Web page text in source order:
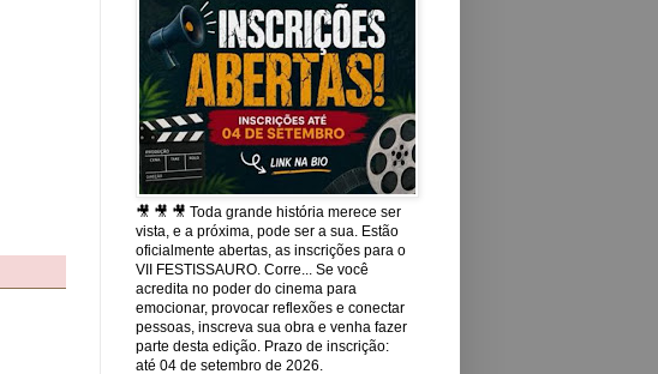
🎥 🎥 🎥 Toda grande história merece ser
vista, e a próxima, pode ser a sua. Estão
oficialmente abertas, as inscrições para o
VII FESTISSAURO. Corre... Se você
acredita no poder do cinema para
emocionar, provocar reflexões e conectar
pessoas, inscreva sua obra e venha fazer
parte desta edição. Prazo de inscrição:
até 04 de setembro de 2026.